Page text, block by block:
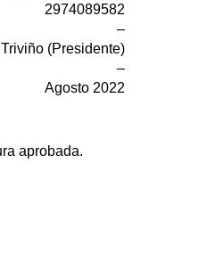
2974089582
–
(Presidente)
–
Agosto 2022
aprobada.